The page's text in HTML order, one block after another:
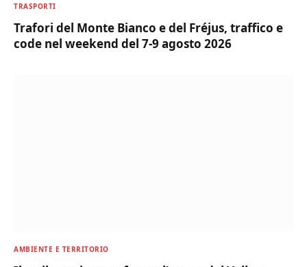
TRASPORTI
Trafori del Monte Bianco e del Fréjus, traffico e
code nel weekend del 7-9 agosto 2026
AMBIENTE E TERRITORIO